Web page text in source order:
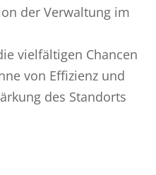
der Verwaltung im
vielfältigen Chancen
von Effizienz und
des Standorts